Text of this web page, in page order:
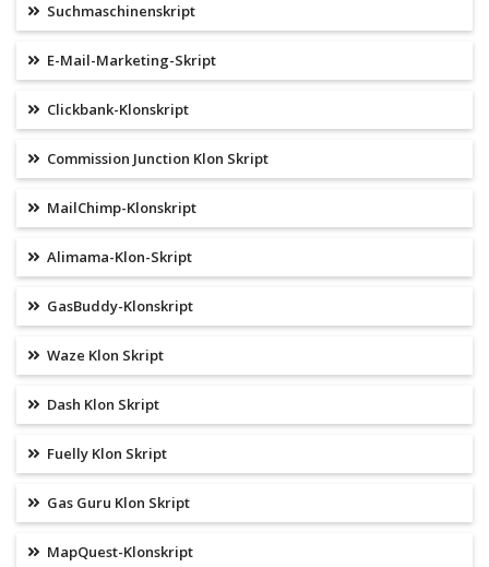
Suchmaschinenskript
E-Mail-Marketing-Skript
Clickbank-Klonskript
Commission Junction Klon Skript
MailChimp-Klonskript
Alimama-Klon-Skript
GasBuddy-Klonskript
Waze Klon Skript
Dash Klon Skript
Fuelly Klon Skript
Gas Guru Klon Skript
MapQuest-Klonskript